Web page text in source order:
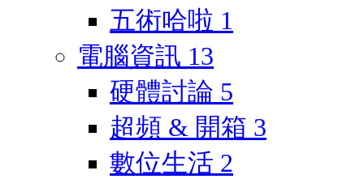
五術哈啦 1
電腦資訊 13
硬體討論 5
超頻 & 開箱 3
數位生活 2